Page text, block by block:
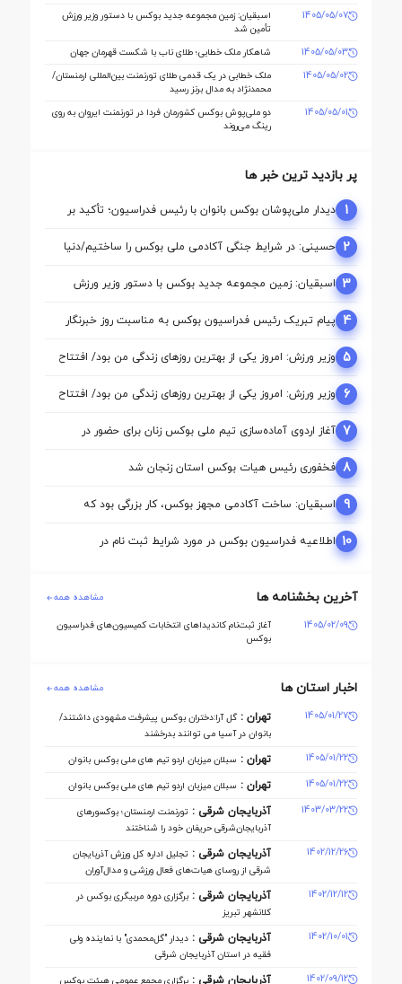
1405/05/07
اسبقیان: زمین مجموعه جدید بوکس با دستور وزیر ورزش
تأمین شد
1405/05/03
شاهکار ملک‌ خطابی؛ طلای ناب با شکست قهرمان جهان
1405/05/02
ملک‌ خطابی در یک قدمی طلای تورنمنت بین‌المللی ارمنستان/
محمدنژاد به مدال برنز رسید
1405/05/01
دو ملی‌پوش بوکس کشورمان فردا در تورنمنت ایروان به روی
رینگ می‌روند
پر بازدید ترین خبر ها
1
دیدار ملی‌پوشان بوکس بانوان با رئیس فدراسیون؛ تأکید بر
حمایت از مسیر آماده‌ سازی برای بازی‌های آسیایی ناگویا
2 حسینی: در شرایط جنگی آکادمی ملی بوکس را ساختیم/دنیا
مالی واقعا نگاه حمایتی از بوکس دارد
3 اسبقیان: زمین مجموعه جدید بوکس با دستور وزیر ورزش
تأمین شد
4 پیام تبریک رئیس فدراسیون بوکس به مناسبت روز خبرنگار
5 وزیر ورزش: امروز یکی از بهترین روزهای زندگی من بود/ افتتاح
آکادمی نقطه آغاز تحول بوکس است
6 وزیر ورزش: امروز یکی از بهترین روزهای زندگی من بود/ افتتاح
آکادمی نقطه آغاز تحول بوکس است
7 آغاز اردوی آماده‌سازی تیم ملی بوکس زنان برای حضور در
بازی‌های آسیایی ناگویا
8 فخفوری رئیس هیات بوکس استان زنجان شد
9 اسبقیان: ساخت آکادمی مجهز بوکس، کار بزرگی بود که
حسینی برای این رشته انجام داد
10 اطلاعیه فدراسیون بوکس در مورد شرایط ثبت نام در
کمیسیون ها
آخرین بخشنامه ها مشاهده همه
1405/02/09
آغاز ثبت‌نام کاندیداهای انتخابات کمیسیون‌های فدراسیون
بوکس
اخبار استان ها مشاهده همه
1405/01/27 تهران : گل آرا:دختران بوکس پیشرفت مشهودی داشتند/
بانوان در آسیا می توانند بدرخشند
1405/01/22
تهران : سبلان میزبان اردو تیم های ملی بوکس بانوان
1405/01/22
تهران : سبلان میزبان اردو تیم های ملی بوکس بانوان
1403/03/22
آذربایجان شرقی : تورنمنت ارمنستان؛ بوکسورهای
آذربایجان‌شرقی حریفان خود را شناختند
1402/12/26
آذربایجان شرقی : تجلیل اداره کل ورزش آذربایجان
‌شرقی از روسای هیات‌های فعال ورزشی و مدال‌آوران
1402/12/12
آذربایجان شرقی : برگزاری دوره مربیگری بوکس در
کلانشهر تبریز
1402/10/01
آذربایجان شرقی : دیدار "گل‌محمدی" با نماینده ولی
فقیه در استان آذربایجان شرقی
1402/09/12
آذربایجان شرقی : برگزاری مجمع عمومی هیئت بوکس